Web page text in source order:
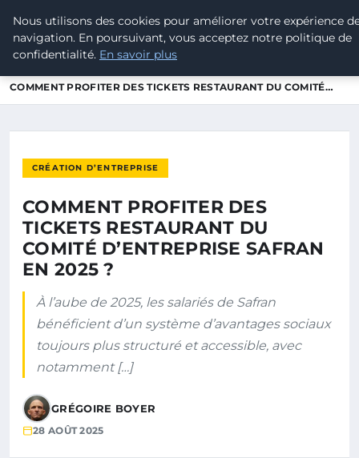
POUVOIR OUVRIER
COMMENT PROFITER DES TICKETS RESTAURANT DU COMITÉ…
CRÉATION D’ENTREPRISE
COMMENT PROFITER DES
TICKETS RESTAURANT DU
COMITÉ D’ENTREPRISE SAFRAN
EN 2025 ?
À l’aube de 2025, les salariés de Safran
bénéficient d’un système d’avantages sociaux
toujours plus structuré et accessible, avec
notamment […]
GRÉGOIRE BOYER
28 AOÛT 2025
Nous utilisons des cookies pour améliorer votre expérience
navigation. En poursuivant, vous acceptez notre politique de
confidentialité. En savoir plus